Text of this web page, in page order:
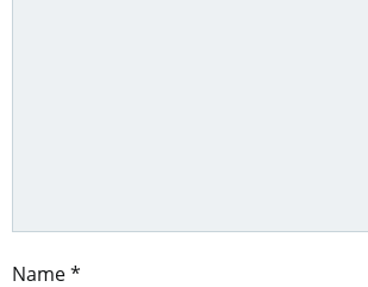
Name*